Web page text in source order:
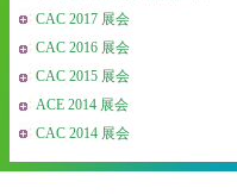
CAC 2017 展会
CAC 2016 展会
CAC 2015 展会
ACE 2014 展会
CAC 2014 展会